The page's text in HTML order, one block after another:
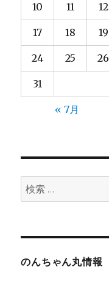
10 11 12
17 18 19
24 25 26
31
« 7月
検
索:
のんちゃん丸情報